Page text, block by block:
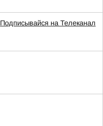
Подписывайся на Телеканал